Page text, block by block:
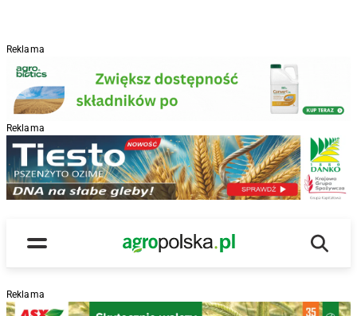
Reklama
Reklama
Menu
Main Logo
Reklama